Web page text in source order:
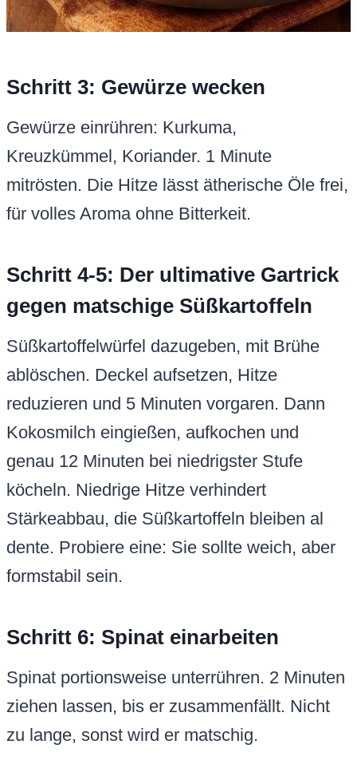
Schritt 3: Gewürze wecken
Gewürze einrühren: Kurkuma,
Kreuzkümmel, Koriander. 1 Minute
mitrösten. Die Hitze lässt ätherische Öle frei,
für volles Aroma ohne Bitterkeit.
Schritt 4-5: Der ultimative Gartrick
gegen matschige Süßkartoffeln
Süßkartoffelwürfel dazugeben, mit Brühe
ablöschen. Deckel aufsetzen, Hitze
reduzieren und 5 Minuten vorgaren. Dann
Kokosmilch eingießen, aufkochen und
genau 12 Minuten bei niedrigster Stufe
köcheln. Niedrige Hitze verhindert
Stärkeabbau, die Süßkartoffeln bleiben al
dente. Probiere eine: Sie sollte weich, aber
formstabil sein.
Schritt 6: Spinat einarbeiten
Spinat portionsweise unterrühren. 2 Minuten
ziehen lassen, bis er zusammenfällt. Nicht
zu lange, sonst wird er matschig.